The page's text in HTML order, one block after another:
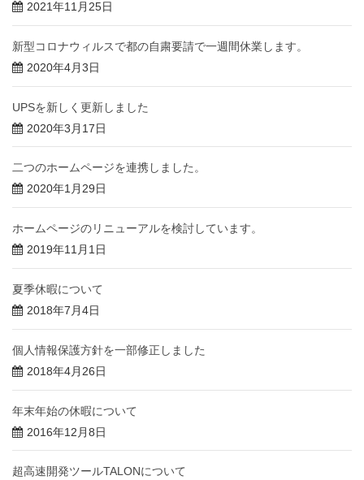
2021年11月25日
新型コロナウィルスで都の自粛要請で一週間休業します。
2020年4月3日
UPSを新しく更新しました
2020年3月17日
二つのホームページを連携しました。
2020年1月29日
ホームページのリニューアルを検討しています。
2019年11月1日
夏季休暇について
2018年7月4日
個人情報保護方針を一部修正しました
2018年4月26日
年末年始の休暇について
2016年12月8日
超高速開発ツールTALONについて